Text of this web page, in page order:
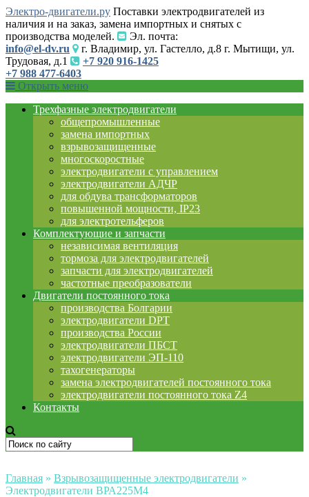
Электро-двигатели.ру Поставки электродвигателей из
наличия и на заказ, замена импортных и снятых с
производства моделей.
Эл. почта:
info@el-dv.ru
г. Владимир, ул. Гастелло, д.8 г. Мытищи, ул.
Трудовая, д.1
+7 920 916-1425
+7 988 477-6403
Открыть меню
Трехфазные электродвигатели
общепромышленные
замена импортных
взрывозащищенные
многоскоростные
электродвигатели с управлением
электродвигатели АДЧР
для обдува трансформаторов
повышенной мощности, IP23
для электротельферов
Комплектующие и запчасти
независимая вентиляция
тормоза для электродвигателей
запчасти для электродвигателей
частотные преобразователи
Двигатели постоянного тока
производства Болгарии
электродвигатели DPT
производства России
электродвигатели ПБСТ
электродвигатели ЭП-110
тахогенераторы
замена электродвигателей постоянного тока
электродвигатели постоянного тока Z4
Контакты
Главная » Взрывозащищенные электродвигатели »
Электродвигатели ВРА225М4